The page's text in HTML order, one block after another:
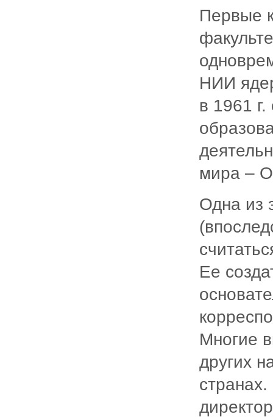
Первые
НИИ
в 1961
мира –
Одна из
Ее
Многие
других